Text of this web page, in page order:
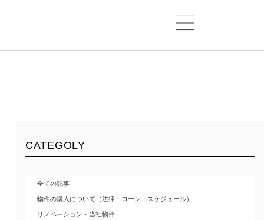
CATEGOLY
全ての記事
物件の購入について（法律・ローン・スケジュール）
リノベーション・当社物件